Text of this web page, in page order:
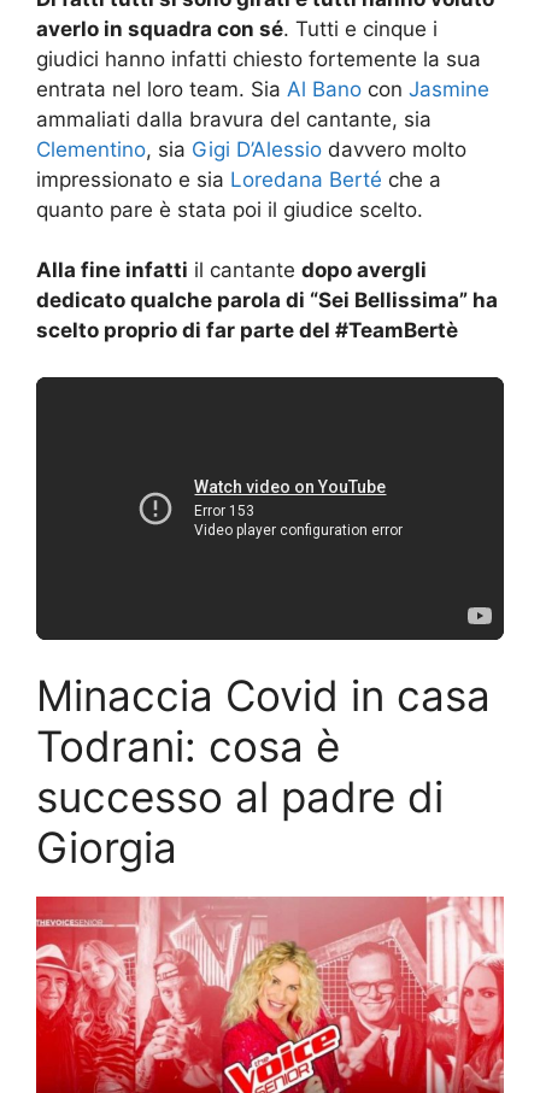
averlo in squadra con sé. Tutti e cinque i
giudici hanno infatti chiesto fortemente la sua
entrata nel loro team. Sia Al Bano con Jasmine
ammaliati dalla bravura del cantante, sia
Clementino, sia Gigi D’Alessio davvero molto
impressionato e sia Loredana Berté che a
quanto pare è stata poi il giudice scelto.
Alla fine infatti il cantante dopo avergli
dedicato qualche parola di “Sei Bellissima” ha
scelto proprio di far parte del #TeamBertè
Minaccia Covid in casa
Todrani: cosa è
successo al padre di
Giorgia